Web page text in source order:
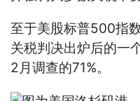
至于美股标普500指
关税判决出炉后的一
2月调查的71%。